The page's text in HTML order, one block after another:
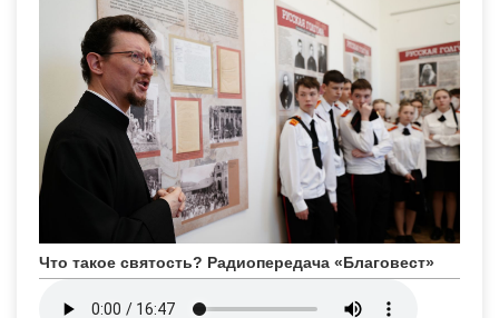
Что такое святость? Радиопередача «Благовест»